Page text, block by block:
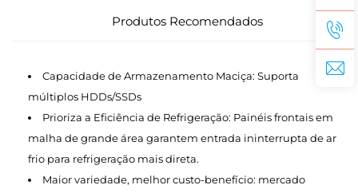
Produtos Recomendados
Capacidade de Armazenamento Maciça: Suporta
múltiplos HDDs/SSDs
Prioriza a Eficiência de Refrigeração: Painéis frontais em
malha de grande área garantem entrada ininterrupta de ar
frio para refrigeração mais direta.
Maior variedade, melhor custo-benefício: mercado